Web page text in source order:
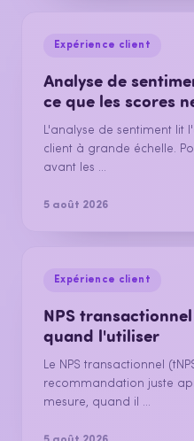
Expérience client
Analyse de
ce que les scores
L'analyse de sentiment lit
client à grande échelle.
avant les ...
5 août 2026
Expérience client
NPS
quand l'utiliser
Le NPS transactionnel
recommandation juste
mesure, quand il ...